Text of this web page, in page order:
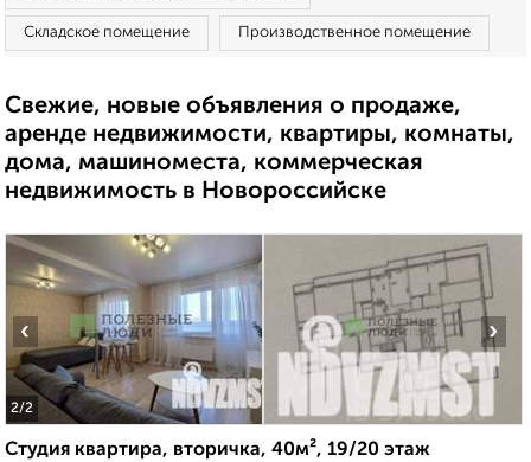
Складское помещение Производственное помещение
Свежие, новые объявления о продаже,
аренде недвижимости, квартиры, комнаты,
дома, машиноместа, коммерческая
недвижимость в Новороссийске
2/2
‹ ›
Студия квартира, вторичка, 40м², 19/20 этаж